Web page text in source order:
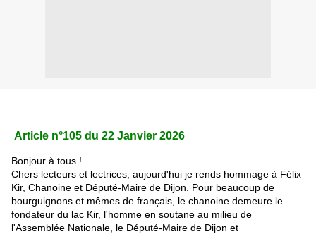
Article n°105 du 22 Janvier 2026
Bonjour à tous !
Chers lecteurs et lectrices, aujourd'hui je rends hommage à Félix
Kir, Chanoine et Député-Maire de Dijon. Pour beaucoup de
bourguignons et mêmes de français, le chanoine demeure le
fondateur du lac Kir, l'homme en soutane au milieu de
l'Assemblée Nationale, le Député-Maire de Dijon et